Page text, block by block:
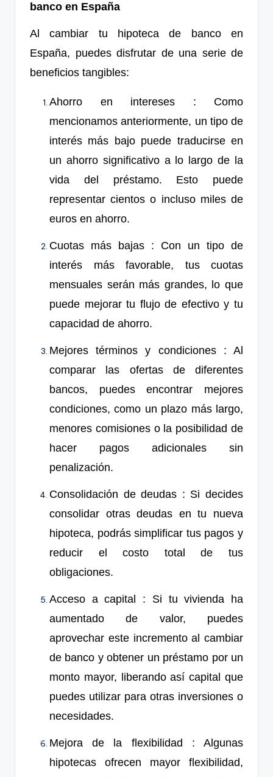
banco en España
Al cambiar tu hipoteca de banco en
España, puedes disfrutar de una serie de
beneficios tangibles:
Ahorro en intereses
: Como
mencionamos anteriormente, un tipode
interés más bajopuede traducirse en
un ahorro significativo a lo largo de la
vida del préstamo. Esto puede
representar cientos o incluso miles de
euros en ahorro.
Cuotas más bajas : Con un tipo de
interés más favorable, tus cuotas
mensuales serán más grandes, lo que
puede mejorar tu flujo de efectivo y tu
capacidad de ahorro.
Mejores términos y condiciones: Al
comparar las ofertas de diferentes
bancos, puedes encontrar mejores
condiciones, como un plazo más largo,
menores comisiones o la posibilidad de
hacer pagos adicionales sin
penalización.
Consolidación de deudas : Si decides
consolidar otras deudas en tu nueva
hipoteca, podrás simplificar tus pagos y
reducir el costo total de tus
obligaciones.
Acceso a capital
: Si tu vivienda ha
aumentado de valor, puedes
aprovechar este incremento al cambiar
de banco y obtener un préstamo por un
monto mayor, liberando así capital que
puedes utilizar para otras inversiones o
necesidades.
Mejora de la flexibilidad : Algunas
hipotecas ofrecen mayor flexibilidad,